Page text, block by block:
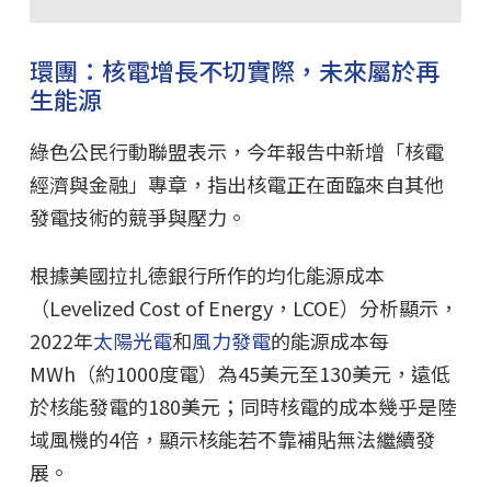
環團：核電增長不切實際，未來屬於再
生能源
綠色公民行動聯盟表示，今年報告中新增「核電
經濟與金融」專章，指出核電正在面臨來自其他
發電技術的競爭與壓力。
根據美國拉扎德銀行所作的均化能源成本
（Levelized Cost of Energy，LCOE）分析顯示，
2022年太陽光電和風力發電的能源成本每
MWh（約1000度電）為45美元至130美元，遠低
於核能發電的180美元；同時核電的成本幾乎是陸
域風機的4倍，顯示核能若不靠補貼無法繼續發
展。